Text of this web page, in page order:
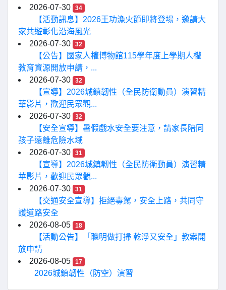
2026-07-30
34
【活動訊息】2026王功漁火節即將登場，邀請大
家共遊彰化沿海風光
2026-07-30
32
【公告】國家人權博物館115學年度上學期人權
教育資源開放申請，...
2026-07-30
32
【宣導】2026城鎮韌性（全民防衛動員）演習精
華影片，歡迎民眾觀...
2026-07-30
32
【安全宣導】暑假戲水安全要注意，請家長陪同
孩子遠離危險水域
2026-07-30
31
【宣導】2026城鎮韌性（全民防衛動員）演習精
華影片，歡迎民眾觀...
2026-07-30
31
【交通安全宣導】拒絕毒駕，安全上路，共同守
護道路安全
2026-08-05
18
【活動公告】「聰明做打掃 乾淨又安全」教案開
放申請
2026-08-05
17
2026城鎮韌性（防空）演習